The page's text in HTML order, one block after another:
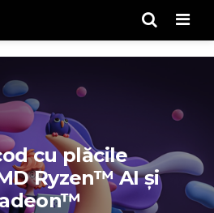
cu plăcile
Ryzen™ AI și